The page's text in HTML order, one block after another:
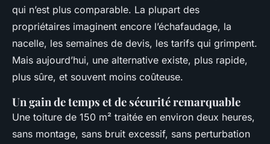
qui n’est plus comparable. La plupart des
propriétaires imaginent encore l’échafaudage, la
nacelle, les semaines de devis, les tarifs qui grimpent.
Mais aujourd’hui, une alternative existe, plus rapide,
plus sûre, et souvent moins coûteuse.
Un gain de temps et de sécurité remarquable
Une toiture de 150 m² traitée en environ deux heures,
sans montage, sans bruit excessif, sans perturbation